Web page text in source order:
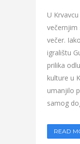
U
večernjim
večer.
igralištu
prilika
kulture u
umanjilo
samog
READ